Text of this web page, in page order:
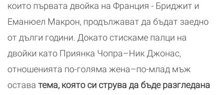
които първата двойка на Франция - Бриджит и
Еманюел Макрон, продължават да бъдат заедно
от дълги години. Докато стискаме палци на
двойки като Приянка Чопра–Ник Джонас,
отношенията по-голяма жена–по-млад мъж
остава тема, която си струва да бъде разгледана